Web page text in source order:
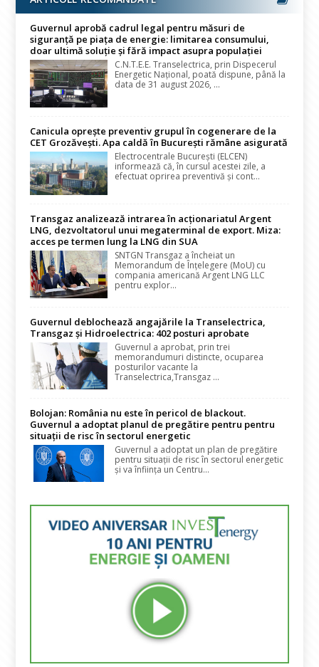
Guvernul aprobă cadrul legal pentru măsuri de
siguranță pe piața de energie: limitarea consumului,
doar ultimă soluție și fără impact asupra populației
C.N.T.E.E. Transelectrica, prin Dispecerul
Energetic Național, poată dispune, până la
data de 31 august 2026, ...
Canicula oprește preventiv grupul în cogenerare de la
CET Grozăvești. Apa caldă în București rămâne asigurată
Electrocentrale București (ELCEN)
informează că, în cursul acestei zile, a
efectuat oprirea preventivă și cont...
Transgaz analizează intrarea în acționariatul Argent
LNG, dezvoltatorul unui megaterminal de export. Miza:
acces pe termen lung la LNG din SUA
SNTGN Transgaz a încheiat un
Memorandum de Înțelegere (MoU) cu
compania americană Argent LNG LLC
pentru explor...
Guvernul deblochează angajările la Transelectrica,
Transgaz și Hidroelectrica: 402 posturi aprobate
Guvernul a aprobat, prin trei
memorandumuri distincte, ocuparea
posturilor vacante la
Transelectrica,Transgaz ...
Bolojan: România nu este în pericol de blackout.
Guvernul a adoptat planul de pregătire pentru pentru
situații de risc în sectorul energetic
Guvernul a adoptat un plan de pregătire
pentru situații de risc în sectorul energetic
și va înființa un Centru...